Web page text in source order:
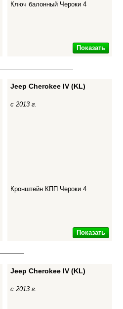
Ключ балонный Чероки 4
Показать
Jeep Cherokee IV (KL)
с 2013 г.
Кронштейн КПП Чероки 4
Показать
Jeep Cherokee IV (KL)
с 2013 г.